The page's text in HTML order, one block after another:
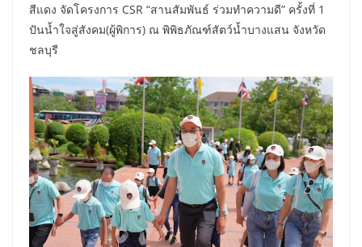
สีแดง จัดโครงการ CSR “สานสัมพันธ์ ร่วมทำความดี” ครั้งที่ 1
ปันน้ำใจสู่สังคม(ผู้พิการ) ณ พิพิธภัณฑ์สัตว์น้ำบางแสน จังหวัด
ชลบุรี